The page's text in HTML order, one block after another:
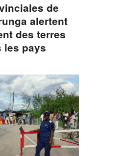
de
alertent
des terres
les pays